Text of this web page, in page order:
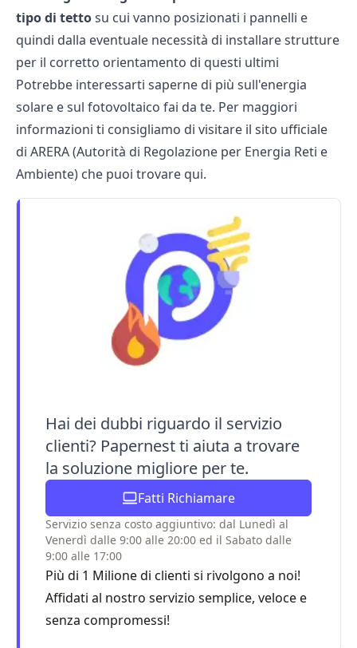
tipodi tettosu cui vanno posizionati i pannelli e
quindi dalla eventuale necessità di installare strutture
per il corretto orientamento di questi ultimi
Potrebbe interessarti saperne di più sull'energia
solare e sul fotovoltaico fai da te. Per maggiori
informazioni ti consigliamo di visitare il sito ufficiale
di ARERA (Autorità di Regolazione per Energia Reti e
Ambiente) che puoi trovare qui.
Hai dei dubbi riguardo il servizio
clienti? Papernest ti aiuta a trovare
la soluzione migliore per te.
Fatti Richiamare
Servizio senza costo aggiuntivo: dal Lunedì al
Venerdì dalle 9:00 alle 20:00 ed il Sabato dalle
9:00 alle 17:00
Più di 1 Milione di clienti si rivolgono a noi!
Affidati al nostro servizio semplice, veloce e
senza compromessi!